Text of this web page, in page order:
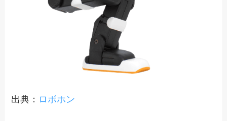
出典： ロボホン